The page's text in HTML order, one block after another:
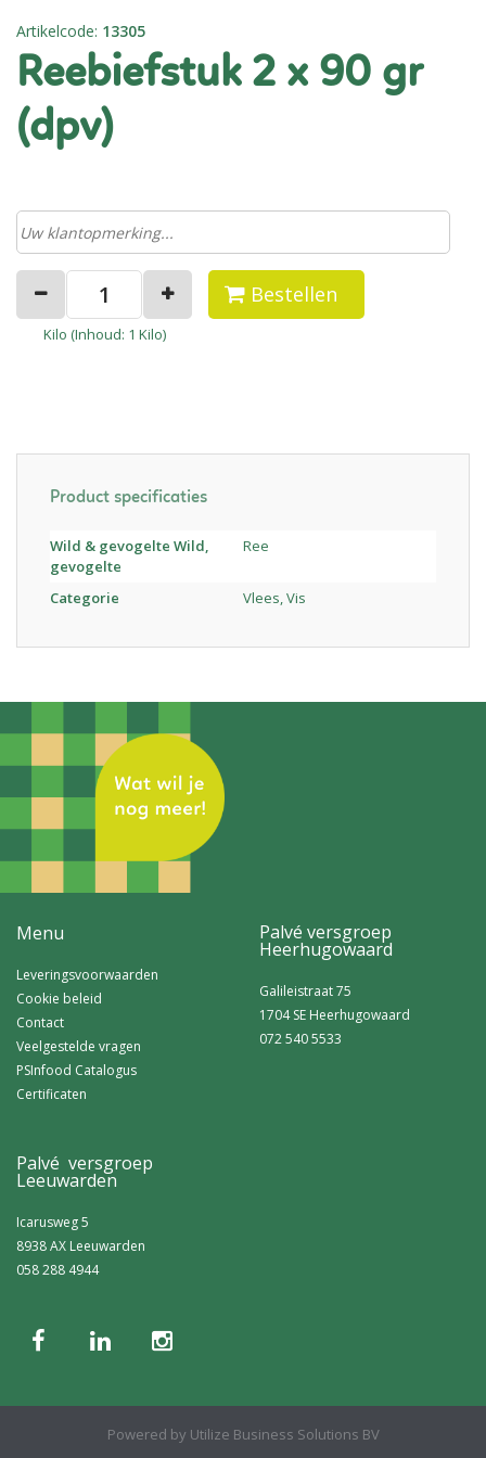
Artikelcode: 13305
reebiefstuk 2 x 90 gr
(dpv)
Bestellen
Kilo (Inhoud: 1 Kilo)
Product specificaties
Wild & gevogelte Wild,
gevogelte
Ree
Categorie Vlees, Vis
Menu
Leveringsvoorwaarden
Cookie beleid
Contact
Veelgestelde vragen
PSInfood Catalogus
Certificaten
Palvé versgroep
Heerhugowaard
Galileistraat 75
1704 SE Heerhugowaard
072 540 5533
Palvé versgroep
Leeuwarden
Icarusweg 5
8938 AX Leeuwarden
058 288 4944
Powered by Utilize Business Solutions BV